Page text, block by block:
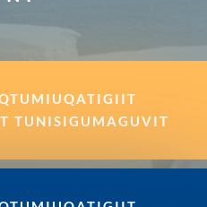
TUNISIGUMAGUVIT